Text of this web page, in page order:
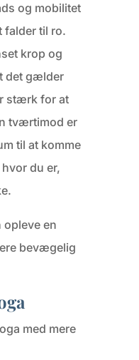
og mobilitet
falder til ro.
krop og
det gælder
stærk for at
tværtimod er
til at komme
du er,
opleve en
bevægelig
med mere